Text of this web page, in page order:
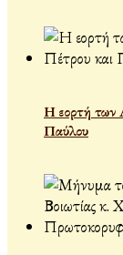
Η εορτή των
Παύλου